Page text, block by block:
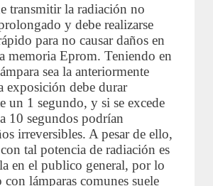
transmitir la radiación no
y debe realizarse
para no causar daños en
memoria Eprom. Teniendo en
sea la anteriormente
exposición debe durar
un 1 segundo, y si se excede
10 segundos podrían
irreversibles. A pesar de ello,
tal potencia de radiación es
en el publico general, por lo
con lámparas comunes suele